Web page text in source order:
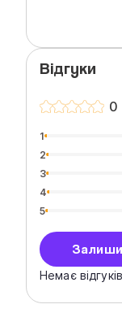
Відгуки
0
1
2
3
4
5
Немає відгуків